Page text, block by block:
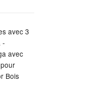
avec 3
-
avec
Bois